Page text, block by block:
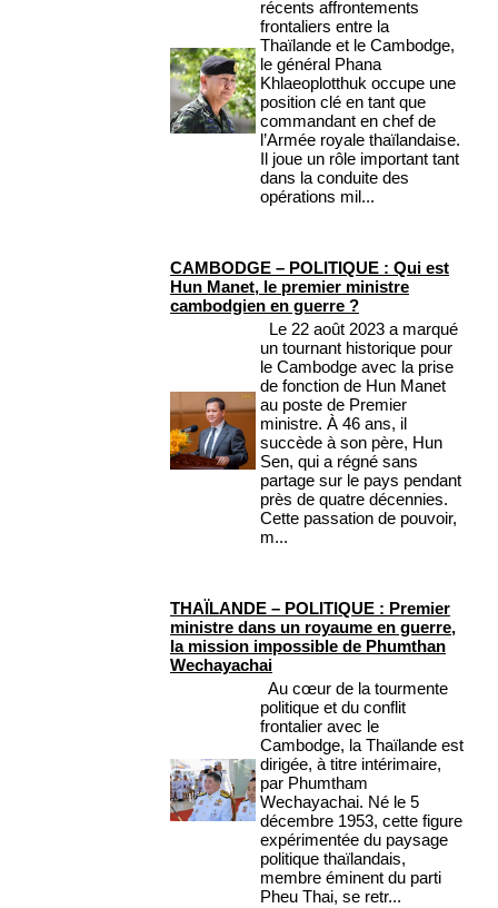
récents affrontements
frontaliers entre la
Thaïlande et le Cambodge,
le général Phana
Khlaeoplotthuk occupe une
position clé en tant que
commandant en chef de
l’Armée royale thaïlandaise.
Il joue un rôle important tant
dans la conduite des
opérations mil...
CAMBODGE – POLITIQUE : Qui est
Hun Manet, le premier ministre
cambodgien en guerre ?
Le 22 août 2023 a marqué
un tournant historique pour
le Cambodge avec la prise
de fonction de Hun Manet
au poste de Premier
ministre. À 46 ans, il
succède à son père, Hun
Sen, qui a régné sans
partage sur le pays pendant
près de quatre décennies.
Cette passation de pouvoir,
m...
THAÏLANDE – POLITIQUE : Premier
ministre dans un royaume en guerre,
la mission impossible de Phumthan
Wechayachai
Au cœur de la tourmente
politique et du conflit
frontalier avec le
Cambodge, la Thaïlande est
dirigée, à titre intérimaire,
par Phumtham
Wechayachai. Né le 5
décembre 1953, cette figure
expérimentée du paysage
politique thaïlandais,
membre éminent du parti
Pheu Thai, se retr...